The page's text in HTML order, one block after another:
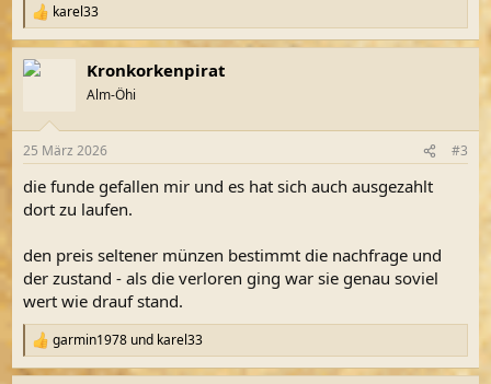
R
e
a
k
e
:
karel33
Kronkorkenpirat
Alm-Öhi
25 März 2026 #3
die funde gefallen mir und es hat sich auch ausgezahlt
dort zu laufen.
den preis seltener münzen bestimmt die nachfrage und
der zustand - als die verloren ging war sie genau soviel
wert wie drauf stand.
R
e
garmin1978 und karel33